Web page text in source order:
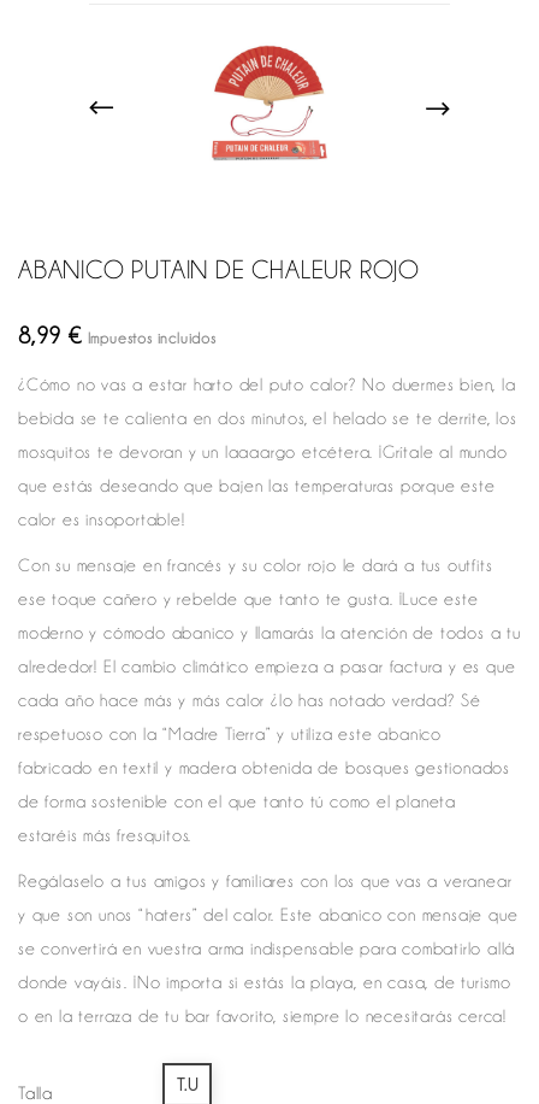
ABANICO PUTAIN DE CHALEUR ROJO
8,99 € Impuestos incluidos
¿Cómo no vas a estar harto del puto calor? No duermes bien, la
bebida se te calienta en dos minutos, el helado se te derrite, los
mosquitos te devoran y un laaaargo etcétera. ¡Grítale al mundo
que estás deseando que bajen las temperaturas porque este
calor es insoportable!
Con su mensaje en francés y su color rojo le dará a tus outfits
ese toque cañero y rebelde que tanto te gusta. ¡Luce este
moderno y cómodo abanico y llamarás la atención de todos a tu
alrededor! El cambio climático empieza a pasar factura y es que
cada año hace más y más calor ¿lo has notado verdad? Sé
respetuoso con la “Madre Tierra” y utiliza este abanico
fabricado en textil y madera obtenida de bosques gestionados
de forma sostenible con el que tanto tú como el planeta
estaréis más fresquitos.
Regálaselo a tus amigos y familiares con los que vas a veranear
y que son unos “haters” del calor. Este abanico con mensaje que
se convertirá en vuestra arma indispensable para combatirlo allá
donde vayáis . ¡No importa si estás la playa, en casa, de turismo
o en la terraza de tu bar favorito, siempre lo necesitarás cerca!
Talla T.U